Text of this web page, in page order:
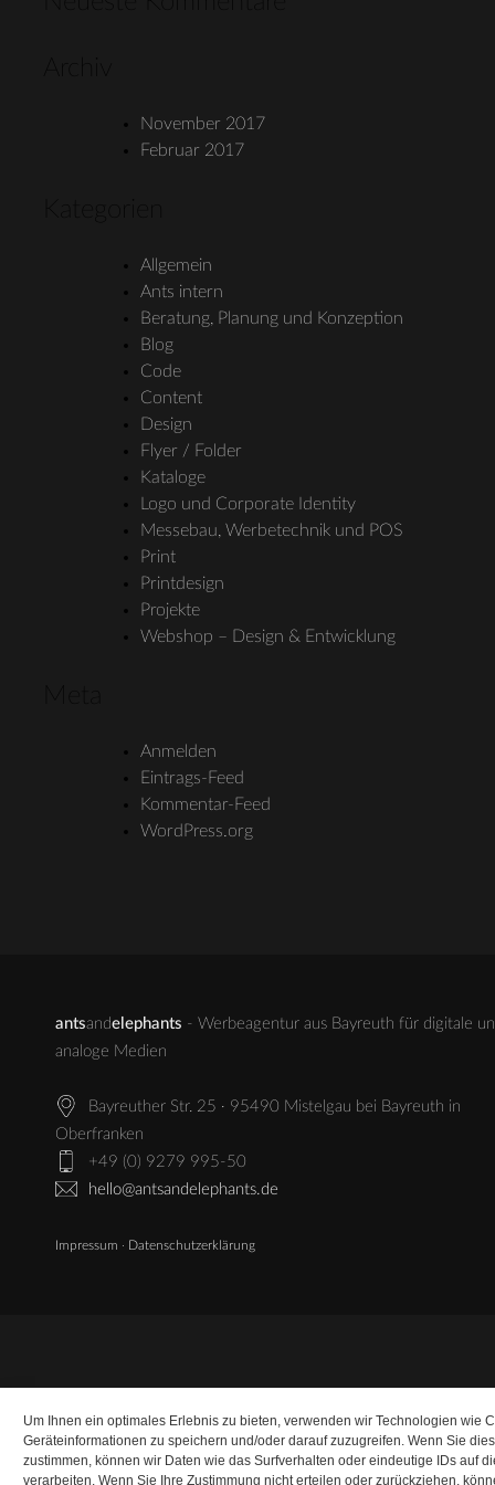
Um Ihnen ein optimales Erlebnis zu bieten, verwenden wir Technologien wie
Geräteinformationen zu speichern und/oder darauf zuzugreifen. Wenn Sie
zustimmen, können wir Daten wie das Surfverhalten oder eindeutige IDs auf
verarbeiten. Wenn Sie Ihre Zustimmung nicht erteilen oder zurückziehen,
November 2017
Februar 2017
Allgemein
Ants intern
Beratung, Planung und Konzeption
Blog
Code
Content
Design
Flyer / Folder
Kataloge
Logo und Corporate Identity
Messebau, Werbetechnik und POS
Print
Printdesign
Projekte
Webshop – Design & Entwicklung
Anmelden
Eintrags-Feed
Kommentar-Feed
WordPress.org
antsandelephants - Werbeagentur aus Bayreuth für digitale
analoge Medien
Bayreuther Str. 25 · 95490 Mistelgau bei Bayreuth in
Oberfranken
+49 (0) 9279 995-50
hello@antsandelephants.de
Impressum · Datenschutzerklärung